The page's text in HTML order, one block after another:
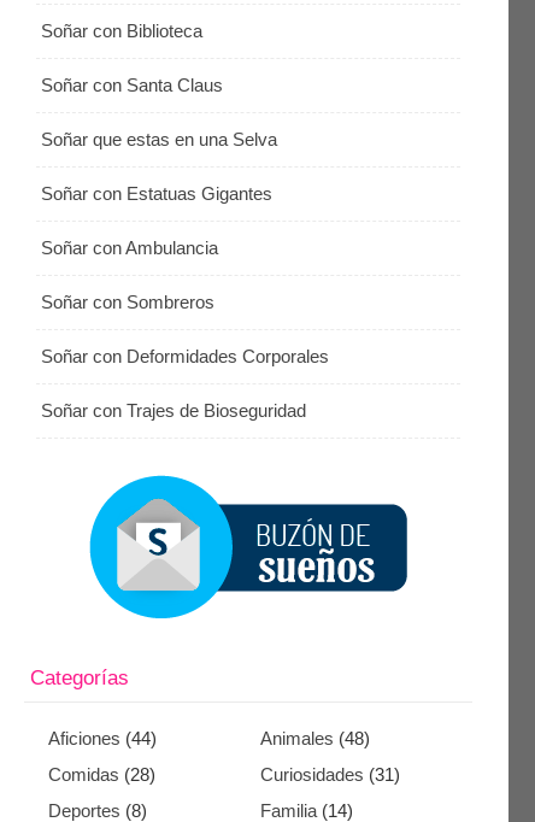
Soñar con Biblioteca
Soñar con Santa Claus
Soñar que estas en una Selva
Soñar con Estatuas Gigantes
Soñar con Ambulancia
Soñar con Sombreros
Soñar con Deformidades Corporales
Soñar con Trajes de Bioseguridad
Categorías
Aficiones (44) Animales (48)
Comidas (28) Curiosidades (31)
Deportes (8) Familia (14)